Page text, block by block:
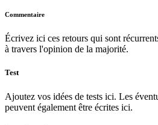
Commentaire
Écrivez ici ces retours qui sont
à travers l'opinion de la majorité.
Test
Ajoutez vos idées de tests ici. Les
peuvent également être écrites ici.